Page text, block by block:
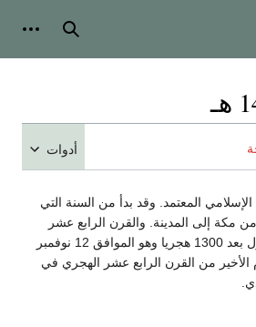
بحث
أدوات
المعتمد. وقد بدأ من السنة التي
إلى المدينة. والقرن الرابع عشر
الهجري يبدأ من اليوم الأول بعد 1300 هجريا وهو الموافق 12 نوفمبر
من القرن الرابع عشر الهجري في